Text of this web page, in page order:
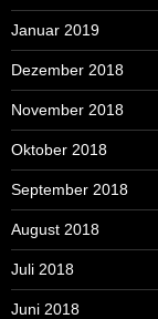
Januar 2019
Dezember 2018
November 2018
Oktober 2018
September 2018
August 2018
Juli 2018
Juni 2018